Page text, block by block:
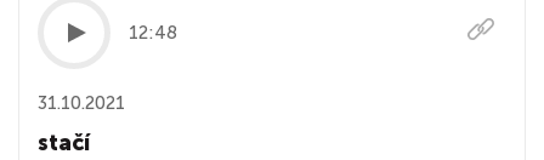
12:48
31.10.2021
stačí